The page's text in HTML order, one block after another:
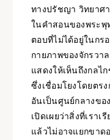
ทางปรัชญา วิทยาศ
ในคำสอนของพระพุ
ตอบที่ไม่ได้อยู่ในกร
กายภาพของจักรวา
แสดงให้เห็นถึงกลไ
ซึ่งเชื่อมโยงโดยตรง
อันเป็นศูนย์กลางขอ
เปิดเผยว่าสิ่งที่เรา
แล้วไม่อาจแยกขาด